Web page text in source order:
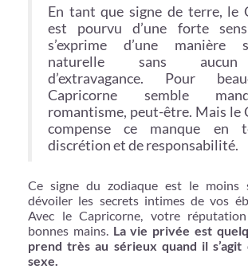
En tant que signe de terre, le
est pourvu d’une forte
s’exprime d’une manière
naturelle sans
d’extravagance. Pour
Capricorne semble
romantisme, peut-être. Mais le
compense ce manque en
discrétion et de responsabilité.
Ce signe du zodiaque est le moins
dévoiler les secrets intimes de vos
Avec le Capricorne, votre
bonnes mains. La vie privée est
prend très au sérieux quand il s’agit
sexe.